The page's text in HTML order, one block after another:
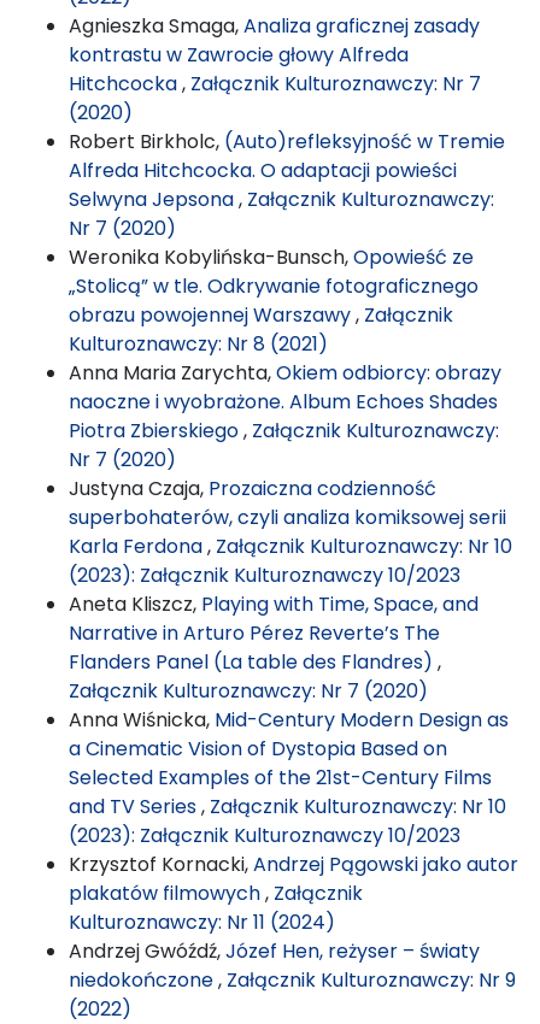
Agnieszka Smaga,Analiza graficznej zasady
kontrastu w Zawrocie głowy Alfreda
Hitchcocka, Załącznik Kulturoznawczy: Nr 7
(2020)
Robert Birkholc, (Auto)refleksyjność w Tremie
Alfreda Hitchcocka. O adaptacji powieści
Selwyna Jepsona, Załącznik Kulturoznawczy:
Nr 7 (2020)
Weronika Kobylińska-Bunsch,Opowieść ze
„Stolicą” w tle. Odkrywanie fotograficznego
obrazu powojennej Warszawy, Załącznik
Kulturoznawczy: Nr 8 (2021)
Anna Maria Zarychta,Okiem odbiorcy: obrazy
naoczne i wyobrażone. Album Echoes Shades
Piotra Zbierskiego, Załącznik Kulturoznawczy:
Nr 7 (2020)
Justyna Czaja, Prozaiczna codzienność
superbohaterów, czyli analiza komiksowej serii
Karla Ferdona, Załącznik Kulturoznawczy: Nr 10
(2023): Załącznik Kulturoznawczy 10/2023
Aneta Kliszcz, Playing with Time, Space, and
Narrative in Arturo Pérez Reverte’s The
Flanders Panel (La table des Flandres) ,
Załącznik Kulturoznawczy: Nr 7 (2020)
Anna Wiśnicka, Mid-Century Modern Design as
a Cinematic Vision of Dystopia Based on
Selected Examples of the 21st-Century Films
and TV Series, Załącznik Kulturoznawczy: Nr 10
(2023): Załącznik Kulturoznawczy 10/2023
Krzysztof Kornacki,Andrzej Pągowski jako autor
plakatów filmowych, Załącznik
Kulturoznawczy: Nr 11 (2024)
Andrzej Gwóźdź,Józef Hen, reżyser – światy
niedokończone, Załącznik Kulturoznawczy: Nr 9
(2022)